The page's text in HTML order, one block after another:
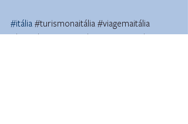
#itália #turismonaitália #viagemaitália
#lentedeaumentoitalia #roteirospolvani